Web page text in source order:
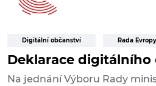
Digitální občanství Rada Evropy
Deklarace digitálního
Na jednání Výboru Rady